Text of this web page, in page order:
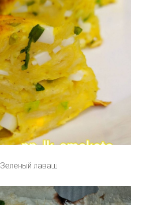
Зеленый лаваш